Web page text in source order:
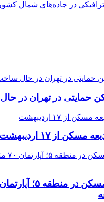
در جاده‌های شمال کشور
از ۱۷ اردیبهشت